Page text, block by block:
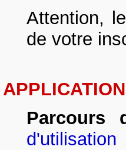
Attention,
de votre
Parcours
d'utilisation